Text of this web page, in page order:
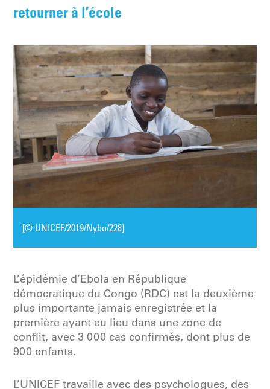
retourner à l’école
[© UNICEF/2019/Nybo/228]
L’épidémie d’Ebola en République
démocratique du Congo (RDC) est la deuxième
plus importante jamais enregistrée et la
première ayant eu lieu dans une zone de
conflit, avec 3 000 cas confirmés, dont plus de
900 enfants.
L’UNICEF travaille avec des psychologues, des